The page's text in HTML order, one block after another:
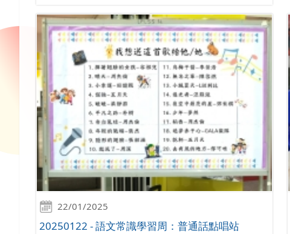
22/01/2025
20250122 - 語文常識學習周：普通話點唱站